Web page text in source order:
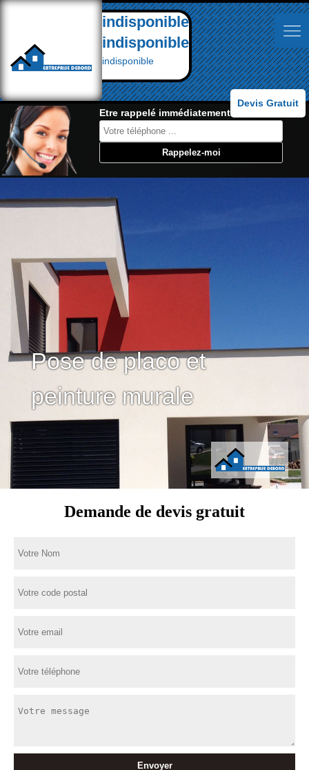
indisponible
indisponible
indisponible
Devis Gratuit
Etre rappelé immédiatement:
Pose de placo et
peinture murale
Demande de devis gratuit